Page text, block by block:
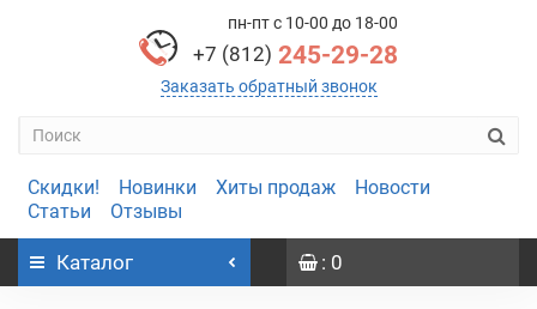
пн-пт с 10-00 до 18-00
+7 (812) 245-29-28
Заказать обратный звонок
Скидки! Новинки Хиты продаж
Новости
Статьи
Отзывы
Каталог : 0